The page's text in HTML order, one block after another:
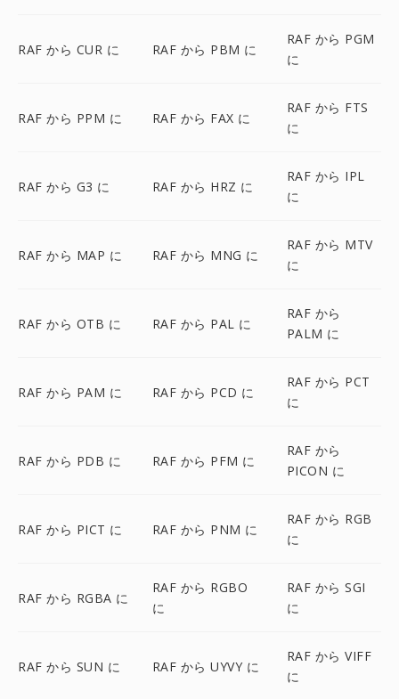
RAF から CUR に RAF から PBM に
RAF から PGM
に
RAF から PPM に RAF から FAX に
RAF から FTS
に
RAF から G3 に RAF から HRZ に
RAF から IPL
に
RAF から MAP に RAF から MNG に
RAF から MTV
に
RAF から OTB に RAF から PAL に
RAF から
PALM に
RAF から PAM に RAF から PCD に
RAF から PCT
に
RAF から PDB に RAF から PFM に
RAF から
PICON に
RAF から PICT に RAF から PNM に
RAF から RGB
に
RAF から RGBA に
RAF から RGBO
に
RAF から SGI
に
RAF から SUN に RAF から UYVY に
RAF から VIFF
に